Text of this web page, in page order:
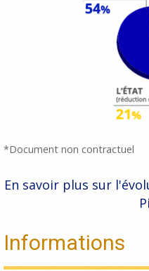
*Document non contractuel
En savoir plus sur
Informations